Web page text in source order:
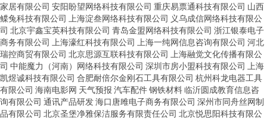
家居有限公司 安阳盼望网络科技有限公司 重庆易票通科技有限公司 山西
鲽兔科技有限公司
上海淀叁网络科技有限公司 义乌成信网络科技有限公
司 北京宇鑫宝英科技有限公司 青岛金盟网络科技有限公司 浙江银泰电子
商务有限公司
上海濠红科技有限公司 上海一纯网信息咨询有限公司 河北
瑞控商贸有限公司 北京思源互联科技有限公司
上海融觉文化传播有限公
司 中能魔力（河南）网络科技有限公司 深圳市房小盟科技有限公司
上海
凯煜诚科技有限公司 合肥耐倍尔金刚石工具有限公司 杭州科龙电器工具
有限公司 海南电影网 天气预报 汽车配件钢铁材料临沂圆成教育信息咨
询有限公司 通讯产品研发海口唐雎电子商务有限公司 深州市同舟丝网制
品有限公司 北京圣堡净雅保洁服务有限责任公司 北京悦思阳科技有限公